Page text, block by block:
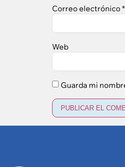
Correo electrónico*
Web
Guarda mi